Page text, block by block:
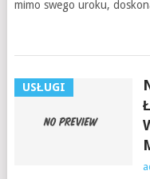
mimo swego uroku,
USŁUGI